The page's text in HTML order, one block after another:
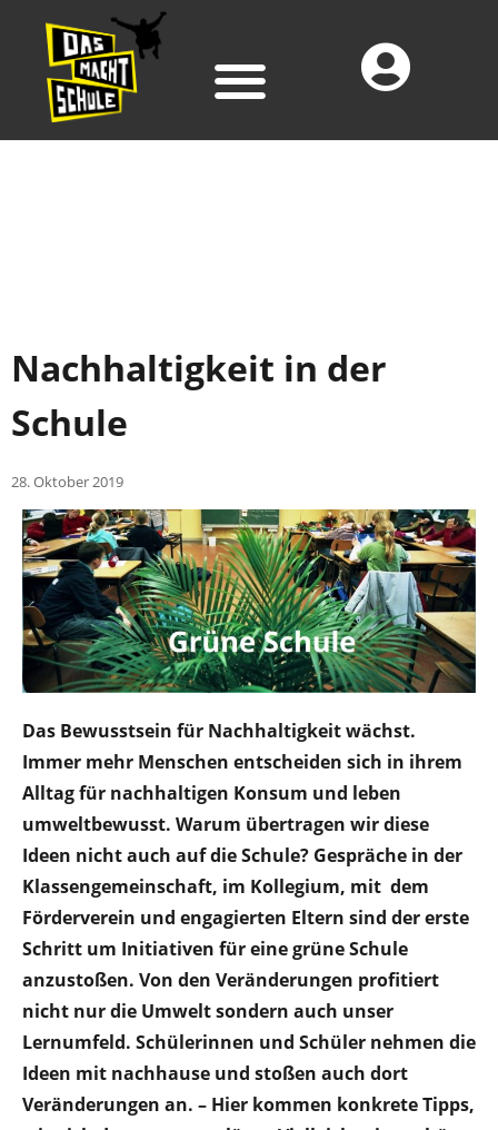
Nachhaltigkeit in der
Schule
28. Oktober 2019
Das Bewusstsein für Nachhaltigkeit wächst.
Immer mehr Menschen entscheiden sich in ihrem
Alltag für nachhaltigen Konsum und leben
umweltbewusst. Warum übertragen wir diese
Ideen nicht auch auf die Schule? Gespräche in der
Klassengemeinschaft, im Kollegium, mit dem
Förderverein und engagierten Eltern sind der erste
Schritt um Initiativen für eine grüne Schule
anzustoßen. Von den Veränderungen profitiert
nicht nur die Umwelt sondern auch unser
Lernumfeld. Schülerinnen und Schüler nehmen die
Ideen mit nachhause und stoßen auch dort
Veränderungen an. – Hier kommen konkrete Tipps,